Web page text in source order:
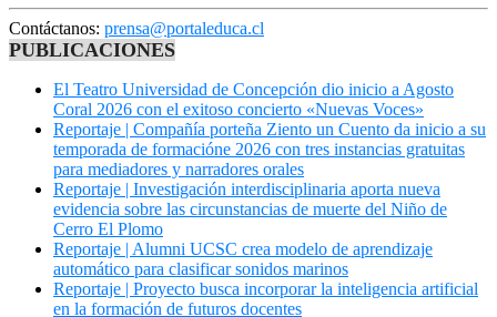
Contáctanos: prensa@portaleduca.cl
PUBLICACIONES
El Teatro Universidad de Concepción dio inicio a Agosto
Coral 2026 con el exitoso concierto «Nuevas Voces»
Reportaje | Compañía porteña Ziento un Cuento da inicio a su
temporada de formacióne 2026 con tres instancias gratuitas
para mediadores y narradores orales
Reportaje | Investigación interdisciplinaria aporta nueva
evidencia sobre las circunstancias de muerte del Niño de
Cerro El Plomo
Reportaje | Alumni UCSC crea modelo de aprendizaje
automático para clasificar sonidos marinos
Reportaje | Proyecto busca incorporar la inteligencia artificial
en la formación de futuros docentes